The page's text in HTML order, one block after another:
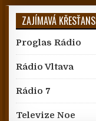
ZAJÍMAVÁ
Proglas Rádio
Rádio Vltava
Rádio 7
Televize Noe